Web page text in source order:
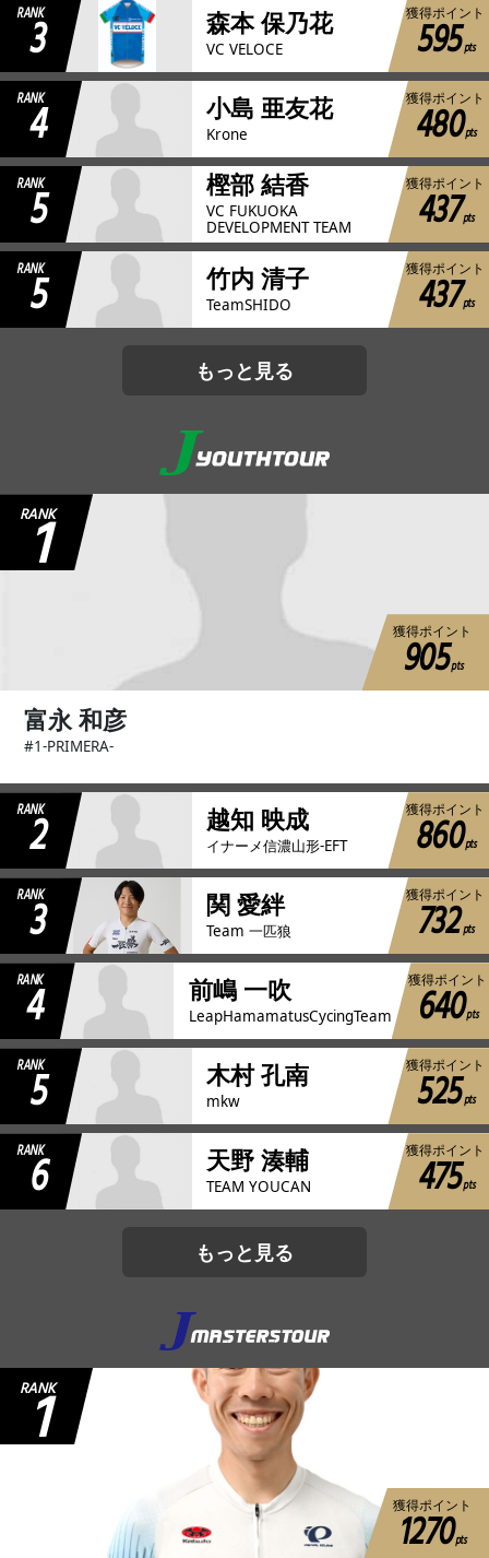
RANK
3 森本 保乃花
VC VELOCE
獲得ポイント
595pts
RANK
4 小島 亜友花
Krone
獲得ポイント
480pts
RANK
5 樫部 結香
VC FUKUOKA
DEVELOPMENT TEAM
獲得ポイント
437pts
RANK
5 竹内 清子
TeamSHIDO
獲得ポイント
437pts
もっと見る
RANK
1
獲得ポイント
905pts
富永 和彦
#1-PRIMERA-
RANK
2 越知 映成
イナーメ信濃山形-EFT
獲得ポイント
860pts
RANK
3 関 愛絆
Team 一匹狼
獲得ポイント
732pts
RANK
4 前嶋 一吹
LeapHamamatusCycingTeam
獲得ポイント
640pts
RANK
5 木村 孔南
mkw
獲得ポイント
525pts
RANK
6 天野 湊輔
TEAM YOUCAN
獲得ポイント
475pts
もっと見る
RANK
1
獲得ポイント
1270pts